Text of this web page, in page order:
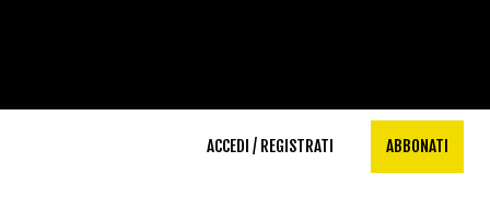
ACCEDI / REGISTRATI ABBONATI